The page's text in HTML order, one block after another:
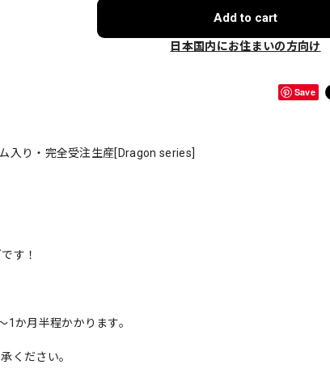
Add to cart
日本国内にお住まいの方向け
Save
入り・完全受注生産[Dragon series]
す！
か月半程かかります。
ください。